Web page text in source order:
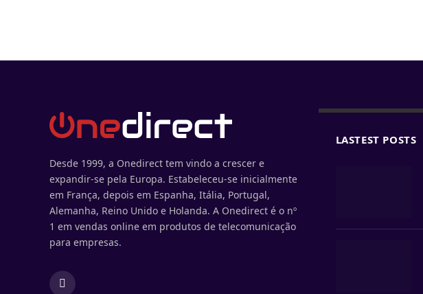
Desde 1999, a Onedirect tem vindo a crescer e
expandir-se pela Europa. Estabeleceu-se inicialmente
em França, depois em Espanha, Itália, Portugal,
Alemanha, Reino Unido e Holanda. A Onedirect é o nº
1 em vendas online em produtos de telecomunicação
para empresas.
Facebook
LASTEST POSTS